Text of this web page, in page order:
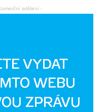
sdělení -